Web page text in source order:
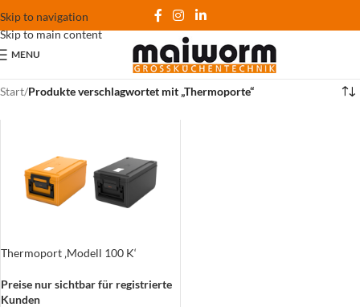
Skip to navigation
Skip to main content
MENU
Start/Produkte verschlagwortet mit „Thermoporte“
Thermoport ‚Modell 100 K‘
Preise nur sichtbar für registrierte
Kunden